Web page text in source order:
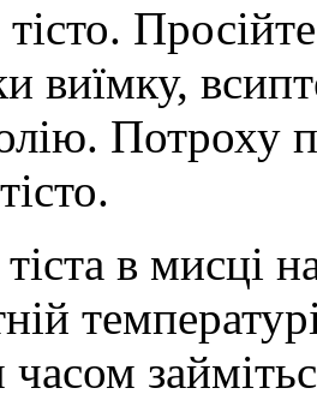
тісто.
виїмку,
Потроху
в мисці